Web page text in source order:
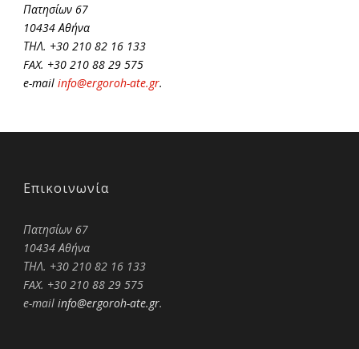
Πατησίων 67
10434 Αθήνα
ΤΗΛ. +30 210 82 16 133
FAX. +30 210 88 29 575
e-mail info@ergoroh-ate.gr.
Επικοινωνία
Πατησίων 67
10434 Αθήνα
ΤΗΛ. +30 210 82 16 133
FAX. +30 210 88 29 575
e-mail info@ergoroh-ate.gr.